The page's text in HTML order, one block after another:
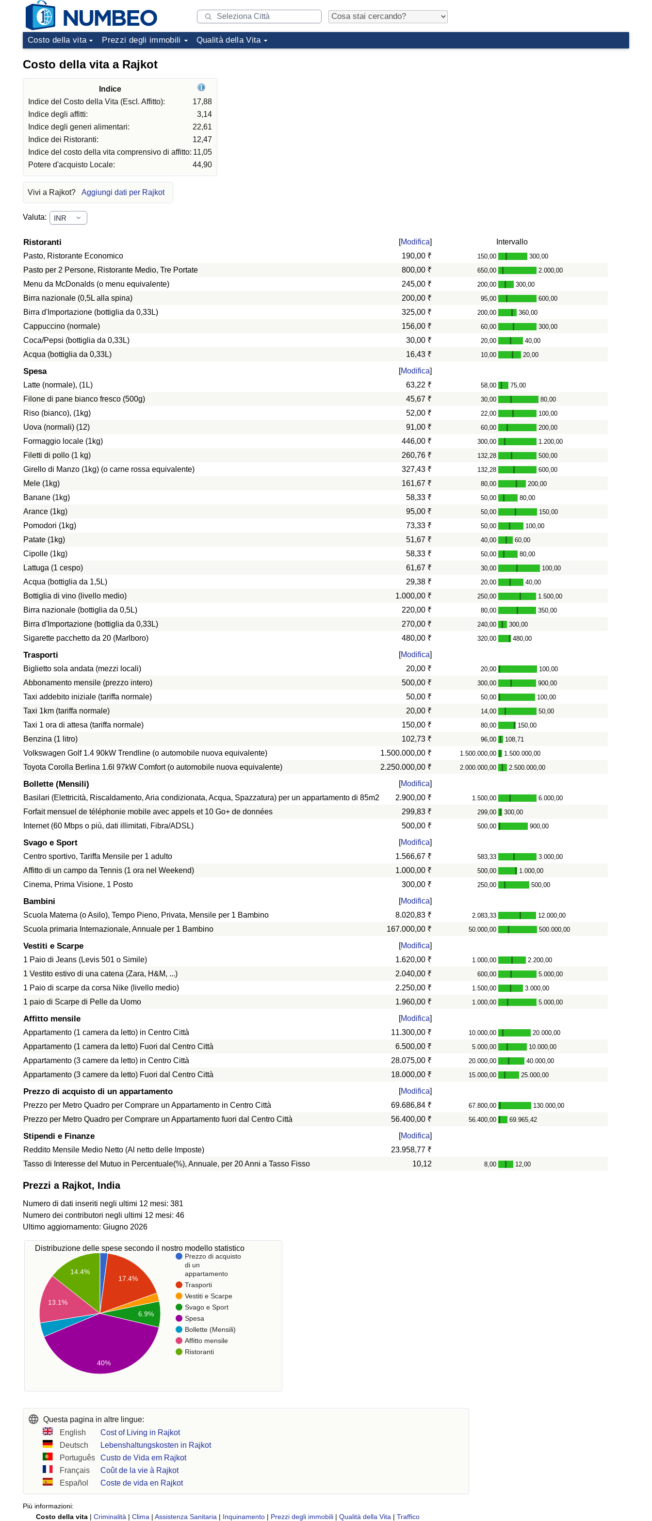
Costo della vita Prezzi degli immobili Qualità della Vita
Costo della vita a Rajkot
Indice
Indice del Costo della Vita (Escl. Affitto):
17,88
Indice degli affitti:
3,14
Indice degli generi alimentari:
22,61
Indice dei Ristoranti:
12,47
Indice del costo della vita comprensivo di affitto: 11,05
Potere d'acquisto Locale:
44,90
Vivi a Rajkot? Aggiungi dati per Rajkot
Valuta:
Ristoranti [Modifica]
Intervallo
Pasto, Ristorante Economico
190,00 ₹ 150,00 - 300,00
Pasto per 2 Persone, Ristorante Medio, Tre Portate 800,00 ₹ 650,00 - 2.000,00
Menu da McDonalds (o menu equivalente) 245,00 ₹ 200,00 - 300,00
Birra nazionale (0,5L alla spina) 200,00 ₹ 95,00 - 600,00
Birra d'Importazione (bottiglia da 0,33L) 325,00 ₹ 200,00 - 360,00
Cappuccino (normale) 156,00 ₹ 60,00 - 300,00
Coca/Pepsi (bottiglia da 0,33L) 30,00 ₹ 20,00 - 40,00
Acqua (bottiglia da 0,33L) 16,43 ₹ 10,00 - 20,00
Spesa [Modifica]
Latte (normale), (1L)
63,22 ₹ 58,00 - 75,00
Filone di pane bianco fresco (500g) 45,67 ₹ 30,00 - 80,00
Riso (bianco), (1kg) 52,00 ₹ 22,00 - 100,00
Uova (normali) (12) 91,00 ₹ 60,00 - 200,00
Formaggio locale (1kg) 446,00 ₹ 300,00 - 1.200,00
Filetti di pollo (1 kg) 260,76 ₹ 132,28 - 500,00
Girello di Manzo (1kg) (o carne rossa equivalente) 327,43 ₹ 132,28 - 600,00
Mele (1kg) 161,67 ₹ 80,00 - 200,00
Banane (1kg) 58,33 ₹ 50,00 - 80,00
Arance (1kg) 95,00 ₹ 50,00 - 150,00
Pomodori (1kg) 73,33 ₹ 50,00 - 100,00
Patate (1kg) 51,67 ₹ 40,00 - 60,00
Cipolle (1kg) 58,33 ₹ 50,00 - 80,00
Lattuga (1 cespo) 61,67 ₹ 30,00 - 100,00
Acqua (bottiglia da 1,5L) 29,38 ₹ 20,00 - 40,00
Bottiglia di vino (livello medio) 1.000,00 ₹ 250,00 - 1.500,00
Birra nazionale (bottiglia da 0,5L) 220,00 ₹ 80,00 - 350,00
Birra d'Importazione (bottiglia da 0,33L) 270,00 ₹ 240,00 - 300,00
Sigarette pacchetto da 20 (Marlboro) 480,00 ₹ 320,00 - 480,00
Trasporti [Modifica]
Biglietto sola andata (mezzi locali)
20,00 ₹ 20,00 - 100,00
Abbonamento mensile (prezzo intero) 500,00 ₹ 300,00 - 900,00
Taxi addebito iniziale (tariffa normale) 50,00 ₹ 50,00 - 100,00
Taxi 1km (tariffa normale) 20,00 ₹ 14,00 - 50,00
Taxi 1 ora di attesa (tariffa normale) 150,00 ₹ 80,00 - 150,00
Benzina (1 litro) 102,73 ₹ 96,00 - 108,71
Volkswagen Golf 1.4 90kW Trendline (o automobile nuova equivalente) 1.500.000,00 ₹ 1.500.000,00 - 1.500.000,00
Toyota Corolla Berlina 1.6l 97kW Comfort (o automobile nuova equivalente) 2.250.000,00 ₹ 2.000.000,00 - 2.500.000,00
Bollette (Mensili) [Modifica]
Basilari (Elettricità, Riscaldamento, Aria condizionata, Acqua, Spazzatura) per un appartamento di 85m2
2.900,00 ₹ 1.500,00 - 6.000,00
Forfait mensuel de téléphonie mobile avec appels et 10 Go+ de données 299,83 ₹ 299,00 - 300,00
Internet (60 Mbps o più, dati illimitati, Fibra/ADSL) 500,00 ₹ 500,00 - 900,00
Svago e Sport [Modifica]
Centro sportivo, Tariffa Mensile per 1 adulto
1.566,67 ₹ 583,33 - 3.000,00
Affitto di un campo da Tennis (1 ora nel Weekend) 1.000,00 ₹ 500,00 - 1.000,00
Cinema, Prima Visione, 1 Posto 300,00 ₹ 250,00 - 500,00
Bambini [Modifica]
Scuola Materna (o Asilo), Tempo Pieno, Privata, Mensile per 1 Bambino
8.020,83 ₹ 2.083,33 - 12.000,00
Scuola primaria Internazionale, Annuale per 1 Bambino 167.000,00 ₹ 50.000,00 - 500.000,00
Vestiti e Scarpe [Modifica]
1 Paio di Jeans (Levis 501 o Simile)
1.620,00 ₹ 1.000,00 - 2.200,00
1 Vestito estivo di una catena (Zara, H&M, ...) 2.040,00 ₹ 600,00 - 5.000,00
1 Paio di scarpe da corsa Nike (livello medio) 2.250,00 ₹ 1.500,00 - 3.000,00
1 paio di Scarpe di Pelle da Uomo 1.960,00 ₹ 1.000,00 - 5.000,00
Affitto mensile [Modifica]
Appartamento (1 camera da letto) in Centro Città
11.300,00 ₹ 10.000,00 - 20.000,00
Appartamento (1 camera da letto) Fuori dal Centro Città 6.500,00 ₹ 5.000,00 - 10.000,00
Appartamento (3 camere da letto) in Centro Città 28.075,00 ₹ 20.000,00 - 40.000,00
Appartamento (3 camere da letto) Fuori dal Centro Città 18.000,00 ₹ 15.000,00 - 25.000,00
Prezzo di acquisto di un appartamento [Modifica]
Prezzo per Metro Quadro per Comprare un Appartamento in Centro Città
69.686,84 ₹ 67.800,00 - 130.000,00
Prezzo per Metro Quadro per Comprare un Appartamento fuori dal Centro Città 56.400,00 ₹ 56.400,00 - 69.965,42
Stipendi e Finanze [Modifica]
Reddito Mensile Medio Netto (Al netto delle Imposte)
23.958,77 ₹
Tasso di Interesse del Mutuo in Percentuale(%), Annuale, per 20 Anni a Tasso Fisso
10,12 8,00 - 12,00
Prezzi a Rajkot, India
Numero di dati inseriti negli ultimi 12 mesi: 381
Numero dei contributori negli ultimi 12 mesi: 46
Ultimo aggiornamento: Giugno 2026
Distribuzione delle spese secondo il nostro modello statistico
Prezzo di acquisto
di un
appartamento
Trasporti
Vestiti e Scarpe
Svago e Sport
Spesa
Bollette (Mensili)
Affitto mensile
Ristoranti
17.4%
6.9%
14.4%
13.1%
40%
Questa pagina in altre lingue:
English
Cost of Living in Rajkot
Deutsch
Lebenshaltungskosten in Rajkot
Português
Custo de Vida em Rajkot
Français
Coût de la vie à Rajkot
Español
Coste de vida en Rajkot
Più informazioni:
Costo della vita | Criminalità | Clima | Assistenza Sanitaria | Inquinamento | Prezzi degli immobili | Qualità della Vita | Traffico